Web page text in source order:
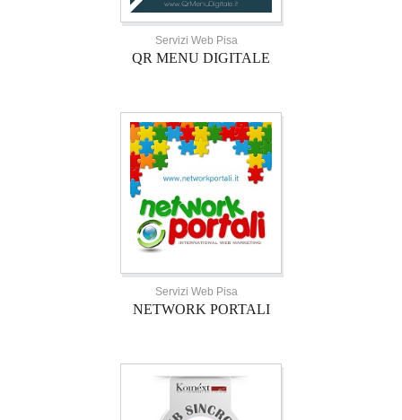
Servizi Web Pisa
QR MENU DIGITALE
Servizi Web Pisa
NETWORK PORTALI